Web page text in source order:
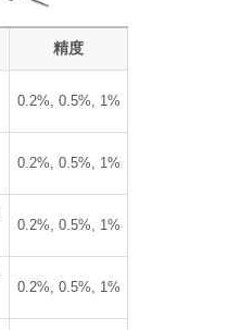
精度
0.2%, 0.5%, 1%
0.2%, 0.5%, 1%
0.2%, 0.5%, 1%
0.2%, 0.5%, 1%